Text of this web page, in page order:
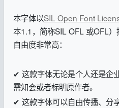
本字体以SIL Open Font
本1.1，简称SIL OFL 或OFL）
自由度非常高：
✔ 这款字体无论是个人还是企
需知会或者标明原作者。
✔ 这款字体可以自由传播、分